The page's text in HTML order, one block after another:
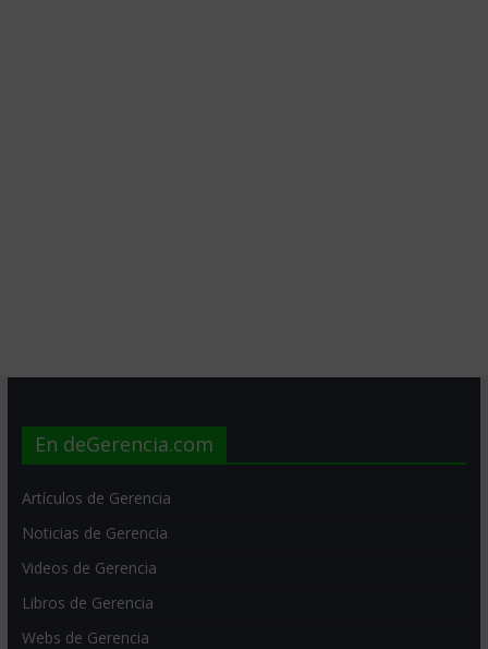
En deGerencia.com
Artículos de Gerencia
Noticias de Gerencia
Videos de Gerencia
Libros de Gerencia
Webs de Gerencia